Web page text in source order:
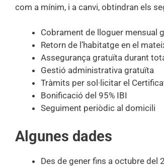
com a mínim, i a canvi, obtindran els
Cobrament de lloguer mensual
Retorn de l’habitatge en el
Assegurança gratuïta durant
Gestió administrativa gratuïta
Tràmits per sol·licitar el
Bonificació del 95% IBI
Seguiment periòdic al domicili
Algunes dades
Des de gener fins a octubre del